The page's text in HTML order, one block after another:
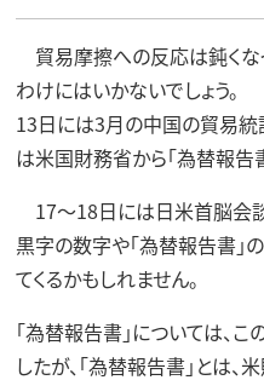
貿易摩擦への反応は鈍くな
わけにはいかないでしょう。
13日には3月の中国の貿易統
は米国財務省から「為替報告
17～18日には日米首脳会
黒字の数字や「為替報告書
てくるかもしれません。
「為替報告書」については、
したが、「為替報告書」とは